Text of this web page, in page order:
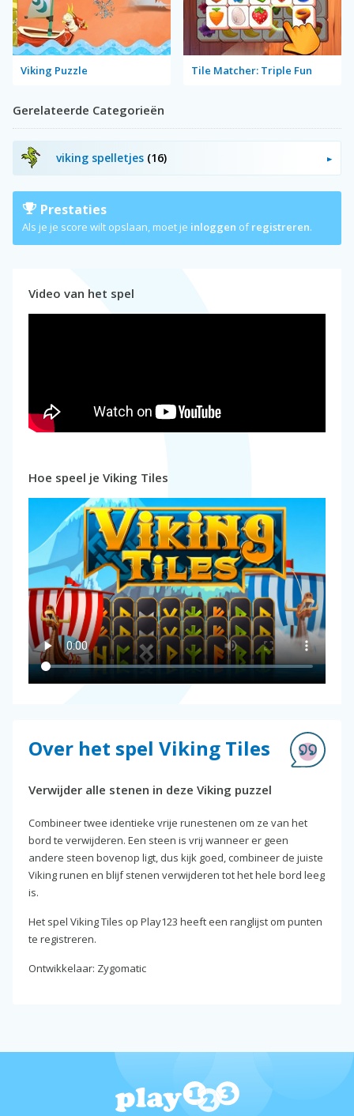
Viking Puzzle Tile Matcher: Triple Fun
Gerelateerde Categorieën
viking spelletjes (16)
Prestaties
Als je je score wilt opslaan, moet je inloggen ofregistreren.
Video van het spel
Hoe speel je Viking Tiles
Over het spel Viking Tiles
Verwijder alle stenen in deze Viking puzzel
Combineer twee identieke vrije runestenen om ze van het
bord te verwijderen. Een steen is vrij wanneer er geen
andere steen bovenop ligt, dus kijk goed, combineer de juiste
Viking runen en blijf stenen verwijderen tot het hele bord leeg
is.
Het spel Viking Tiles op Play123 heeft een ranglijst om punten
te registreren.
Ontwikkelaar: Zygomatic